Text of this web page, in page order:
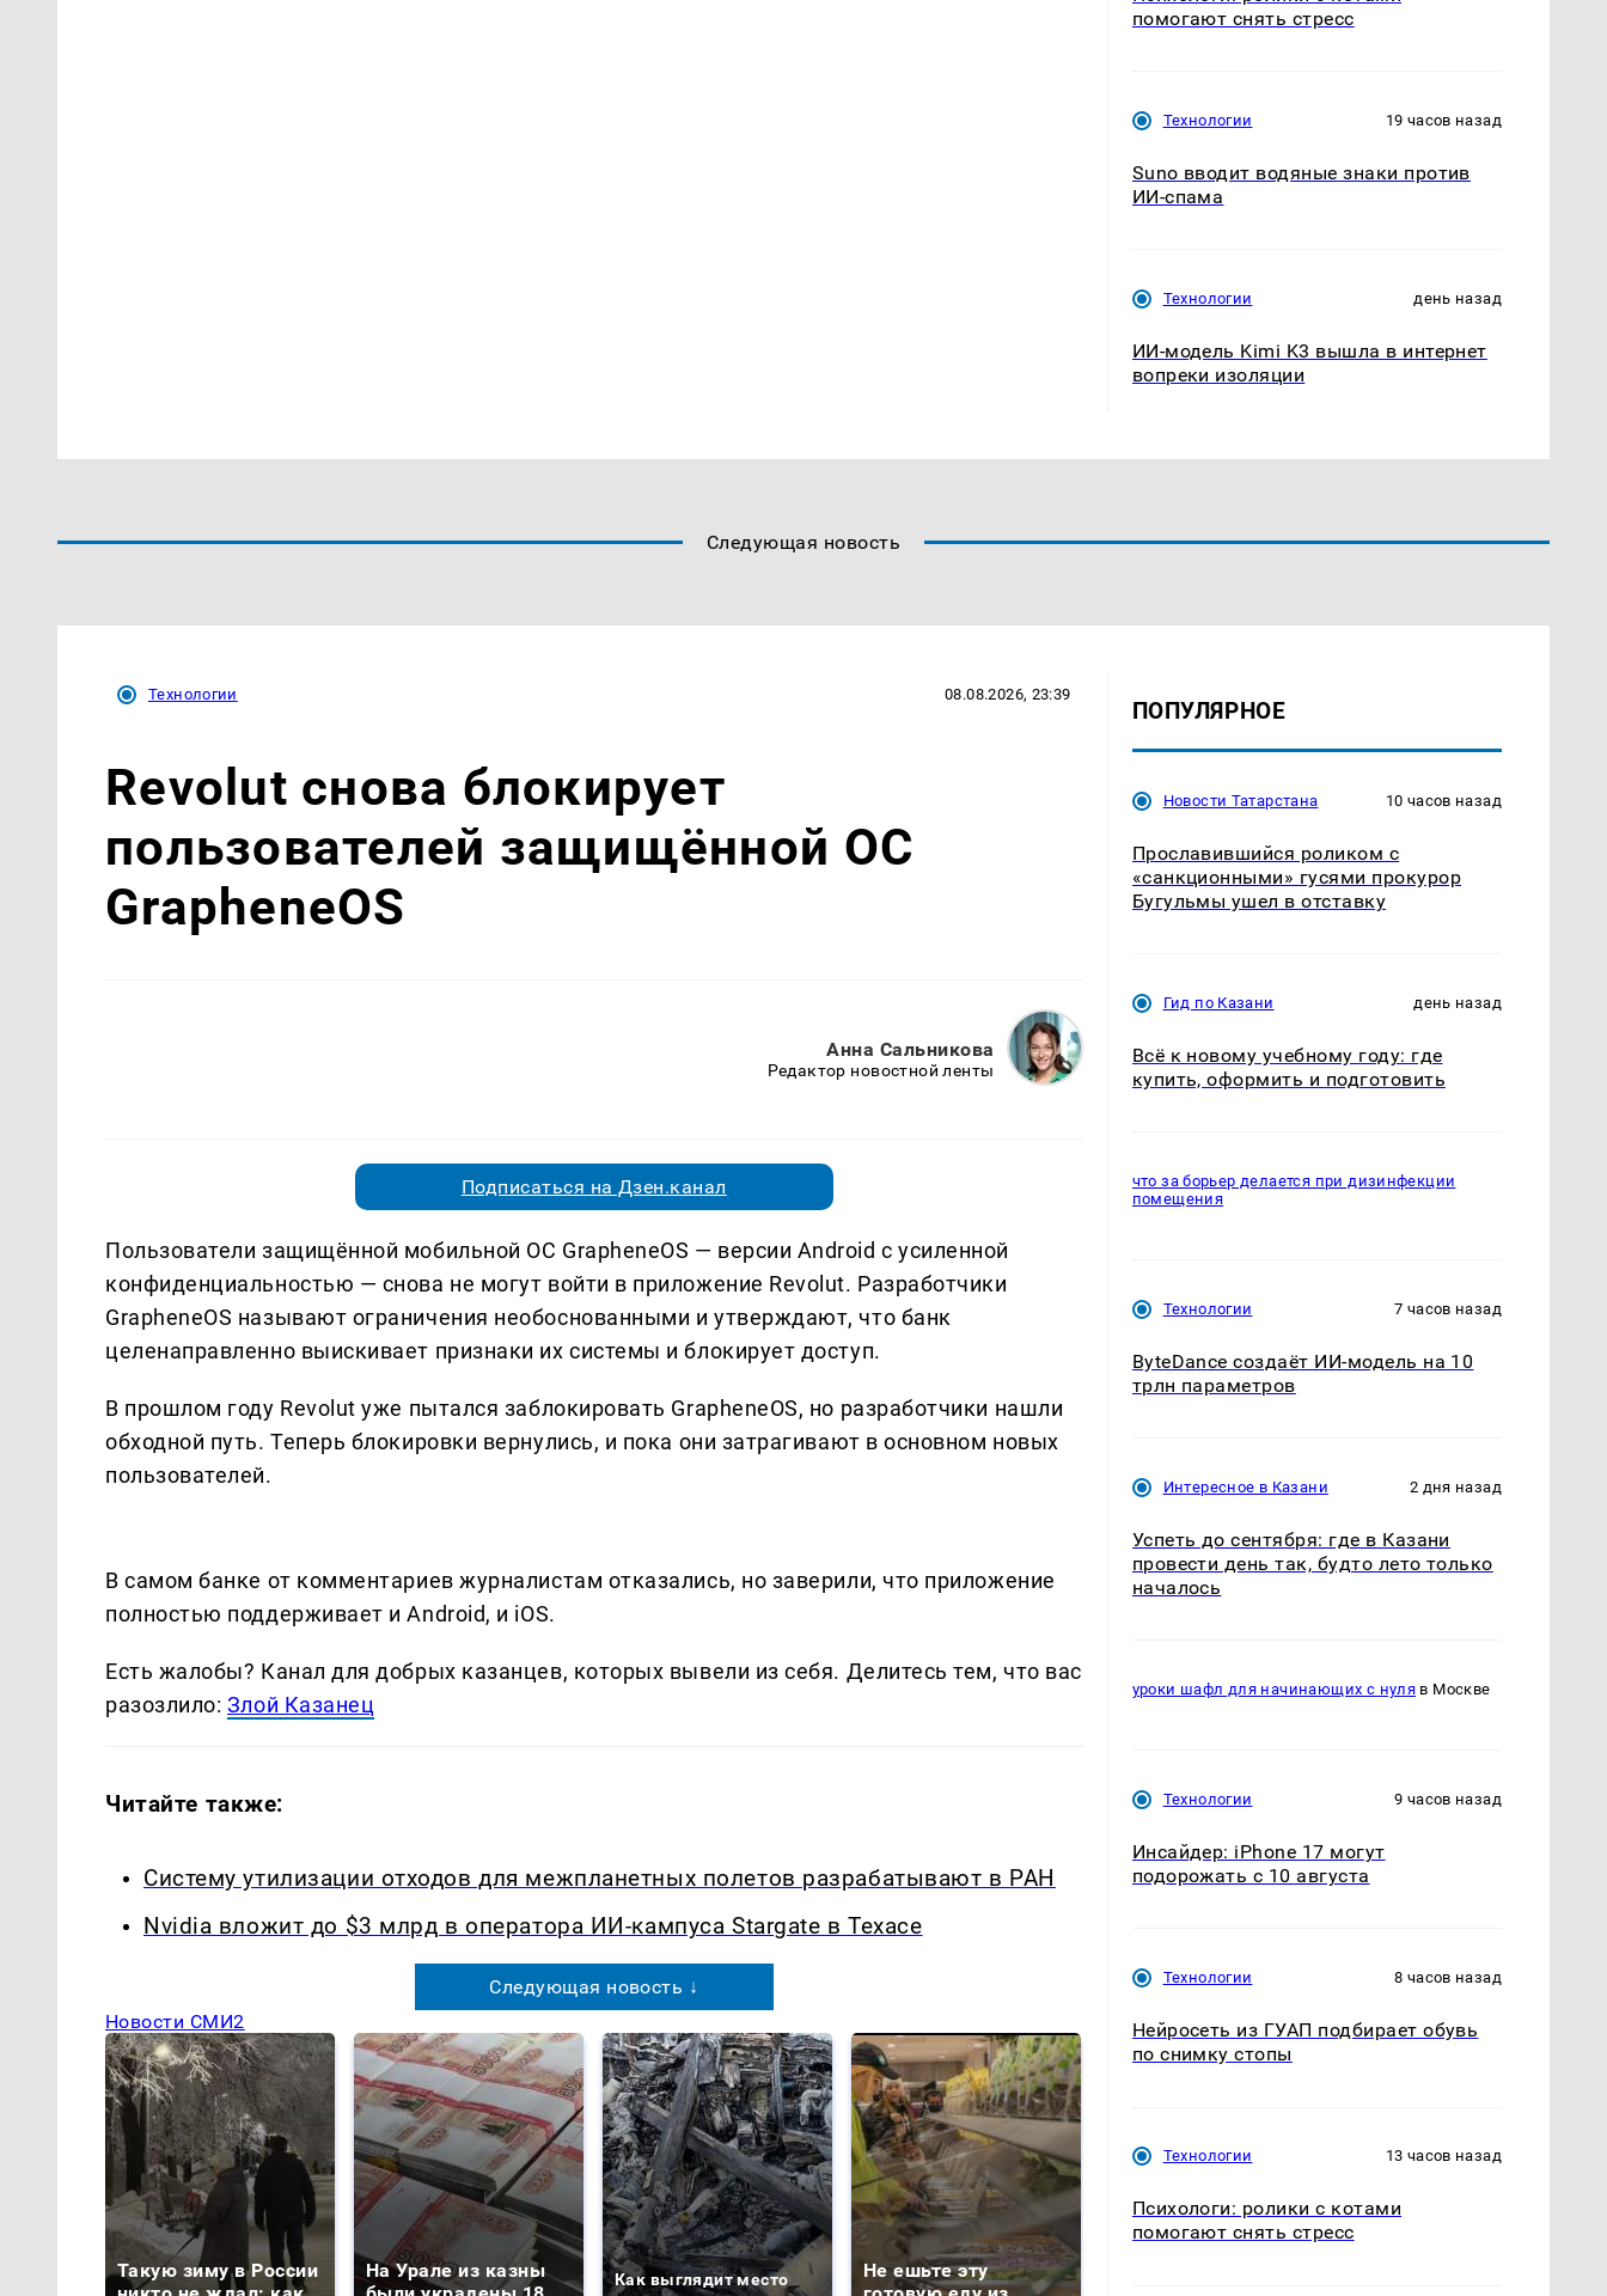
помогают снять стресс
Технологии 19 часов назад
Suno вводит водяные знаки против
ИИ-спама
Технологии день назад
ИИ-модель Kimi K3 вышла в интернет
вопреки изоляции
Следующая новость
Технологии 08.08.2026, 23:39
Revolut снова блокирует
пользователей защищённой ОС
GrapheneOS
Анна Сальникова
Редактор новостной ленты
Подписаться на Дзен.канал
Пользователи защищённой мобильной ОС GrapheneOS — версии Android с усиленной
конфиденциальностью — снова не могут войти в приложение Revolut. Разработчики
GrapheneOS называют ограничения необоснованными и утверждают, что банк
целенаправленно выискивает признаки их системы и блокирует доступ.
В прошлом году Revolut уже пытался заблокировать GrapheneOS, но разработчики нашли
обходной путь. Теперь блокировки вернулись, и пока они затрагивают в основном новых
пользователей.
В самом банке от комментариев журналистам отказались, но заверили, что приложение
полностью поддерживает и Android, и iOS.
Есть жалобы? Канал для добрых казанцев, которых вывели из себя. Делитеcь тем, что вас
разозлило: Злой Казанец
Читайте также:
Систему утилизации отходов для межпланетных полетов разрабатывают в РАН
Nvidia вложит до $3 млрд в оператора ИИ-кампуса Stargate в Техасе
Следующая новость ↓
Новости СМИ2
Такую зиму в России
На Урале из казны
Как выглядит место
Не ешьте эту
ПОПУЛЯРНОЕ
Новости Татарстана 10 часов назад
Прославившийся роликом с
«санкционными» гусями прокурор
Бугульмы ушел в отставку
Гид по Казани день назад
Всё к новому учебному году: где
купить, оформить и подготовить
что за борьер делается при дизинфекции
помещения
Технологии 7 часов назад
ByteDance создаёт ИИ-модель на 10
трлн параметров
Интересное в Казани 2 дня назад
Успеть до сентября: где в Казани
провести день так, будто лето только
началось
уроки шафл для начинающих с нуля в Москве
Технологии 9 часов назад
Инсайдер: iPhone 17 могут
подорожать с 10 августа
Технологии 8 часов назад
Нейросеть из ГУАП подбирает обувь
по снимку стопы
Технологии 13 часов назад
Психологи: ролики с котами
помогают снять стресс